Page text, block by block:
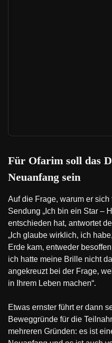
Für Ofarim soll das
Neuanfang sein
Auf die Frage, warum er
Sendung „Ich bin ein Star –
entschieden hat, antwortet
„Ich glaube wirklich, ich
Erde kam, entweder
ich hatte meine Brille nicht
angekreuzt bei der Frage,
in Ihrem Leben machen“.
Etwas ernster führt er dann
Beweggründe für die
mehreren Gründen: es ist